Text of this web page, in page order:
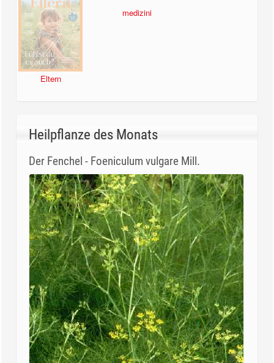
Eltern
Heilpflanze des Monats
Der Fenchel - Foeniculum vulgare Mill.